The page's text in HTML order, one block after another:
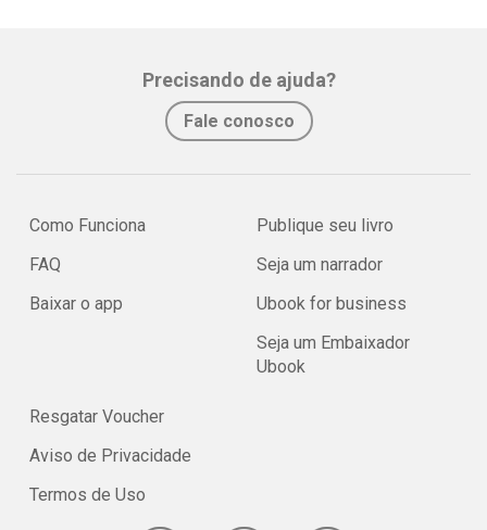
Precisando de ajuda?
Fale conosco
Como Funciona
FAQ
Baixar o app
Publique seu livro
Seja um narrador
Ubook for business
Seja um Embaixador
Ubook
Resgatar Voucher
Aviso de Privacidade
Termos de Uso